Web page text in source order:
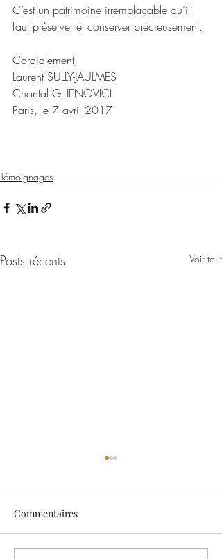
C’est un patrimoine irremplaçable qu’il
faut préserver et conserver précieusement.
Cordialement,
Laurent SULLY-JAULMES
Chantal GHENOVICI
Paris, le 7 avril 2017
Témoignages
Posts récents Voir tout
Lettre de M. José-Serge LALOU,
Paris/Eilat. Je suis entièrement
d’accord avec vous. Persistez
Commentaires